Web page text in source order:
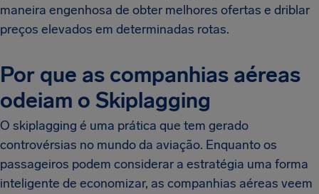
maneira engenhosa de obter melhores ofertas e driblar
preços elevados em determinadas rotas.
Por que as companhias aéreas
odeiam o Skiplagging
O skiplagging é uma prática que tem gerado
controvérsias no mundo da aviação. Enquanto os
passageiros podem considerar a estratégia uma forma
inteligente de economizar, as companhias aéreas veem